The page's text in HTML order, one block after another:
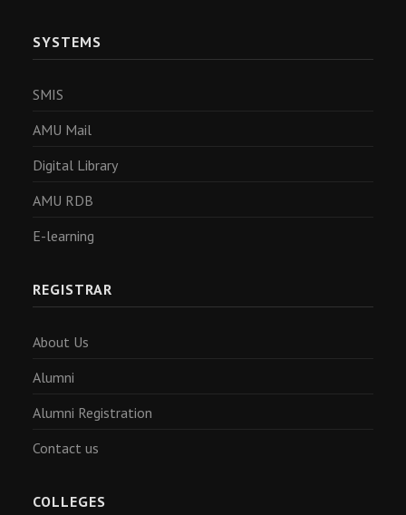
SYSTEMS
SMIS
AMU Mail
Digital Library
AMU RDB
E-learning
REGISTRAR
About Us
Alumni
Alumni Registration
Contact us
COLLEGES